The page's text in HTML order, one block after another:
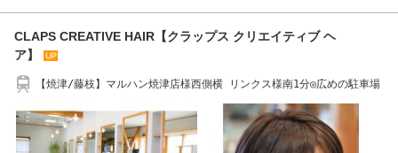
CLAPS CREATIVE HAIR【クラップス クリエイティブ ヘ
ア】
【焼津/藤枝】マルハン焼津店様西側横 リンクス様南1分◎広めの駐車場